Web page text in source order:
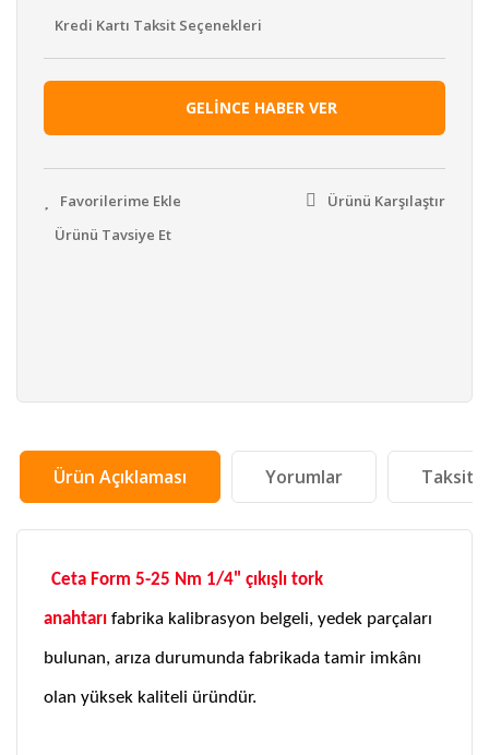
Kredi Kartı Taksit Seçenekleri
GELİNCE HABER VER
Ürünü Karşılaştır
Ürünü Tavsiye Et
Ürün Açıklaması Yorumlar Taksit
Ceta Form 5-25 Nm 1/4" çıkışlı tork
anahtarı fabrika kalibrasyon belgeli, yedek parçaları
bulunan, arıza durumunda fabrikada tamir imkânı
olan yüksek kaliteli üründür.